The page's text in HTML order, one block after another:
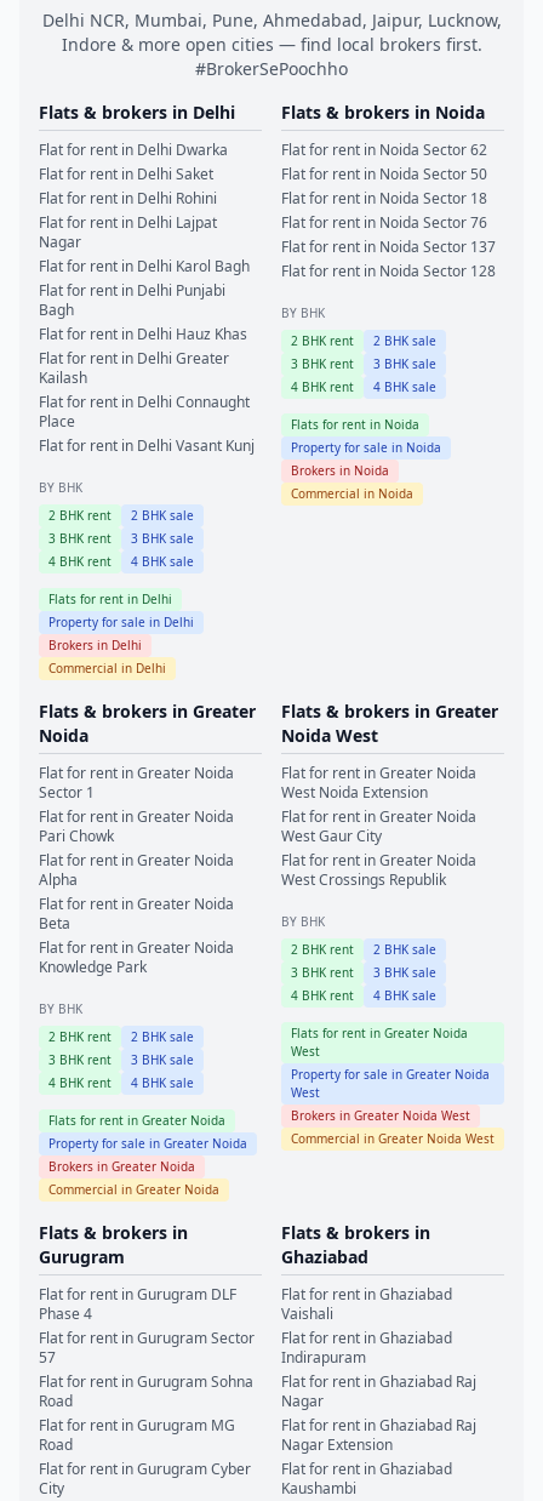
Delhi NCR, Mumbai, Pune, Ahmedabad, Jaipur, Lucknow,
Indore & more open cities — find local brokers first.
#BrokerSePoochho
Flats & brokers in Delhi
Flat for rent in Delhi Dwarka
Flat for rent in Delhi Saket
Flat for rent in Delhi Rohini
Flat for rent in Delhi Lajpat
Nagar
Flat for rent in Delhi Karol Bagh
Flat for rent in Delhi Punjabi
Bagh
Flat for rent in Delhi Hauz Khas
Flat for rent in Delhi Greater
Kailash
Flat for rent in Delhi Connaught
Place
Flat for rent in Delhi Vasant Kunj
BY BHK
2 BHK rent 2 BHK sale
3 BHK rent 3 BHK sale
4 BHK rent 4 BHK sale
Flats for rent in Delhi
Property for sale in Delhi
Brokers in Delhi
Commercial in Delhi
Flats & brokers in Noida
Flat for rent in Noida Sector 62
Flat for rent in Noida Sector 50
Flat for rent in Noida Sector 18
Flat for rent in Noida Sector 76
Flat for rent in Noida Sector 137
Flat for rent in Noida Sector 128
BY BHK
2 BHK rent 2 BHK sale
3 BHK rent 3 BHK sale
4 BHK rent 4 BHK sale
Flats for rent in Noida
Property for sale in Noida
Brokers in Noida
Commercial in Noida
Flats & brokers in Greater
Noida
Flat for rent inGreater Noida
Sector 1
Flat for rent inGreater Noida
Pari Chowk
Flat for rent inGreater Noida
Alpha
Flat for rent inGreater Noida
Beta
Flat for rent inGreater Noida
Knowledge Park
BY BHK
2 BHK rent 2 BHK sale
3 BHK rent 3 BHK sale
4 BHK rent 4 BHK sale
Flats for rent in Greater Noida
Property for sale in Greater Noida
Brokers in Greater Noida
Commercial in Greater Noida
Flats & brokers in Greater
Noida West
Flat for rent inGreater Noida
West Noida Extension
Flat for rent inGreater Noida
WestGaur City
Flat for rent inGreater Noida
WestCrossings Republik
BY BHK
2 BHK rent 2 BHK sale
3 BHK rent 3 BHK sale
4 BHK rent 4 BHK sale
Flats for rent in Greater Noida
West
Property for sale in Greater Noida
West
Brokers in Greater Noida West
Commercial in Greater Noida West
Flats & brokers in
Gurugram
Flat for rent inGurugram DLF
Phase 4
Flat for rent inGurugramSector
57
Flat for rent inGurugramSohna
Road
Flat for rent inGurugram MG
Road
Flat for rent inGurugramCyber
City
Flats & brokers in
Ghaziabad
Flat for rent inGhaziabad
Vaishali
Flat for rent inGhaziabad
Indirapuram
Flat for rent inGhaziabad Raj
Nagar
Flat for rent inGhaziabad Raj
Nagar Extension
Flat for rent inGhaziabad
Kaushambi